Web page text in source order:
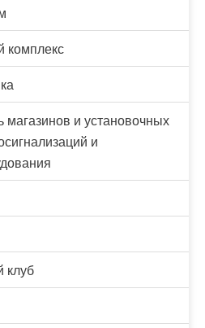
комплекс
магазинов и установочных
и
клуб